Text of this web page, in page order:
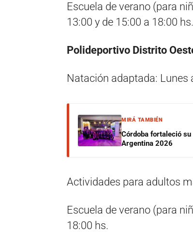
Escuela de verano (para
13:00 y de 15:00 a 18:00 hs.
Polideportivo Distrito
Natación adaptada: Lunes
MIRÁ TAMBIÉN
Córdoba fortaleció
Argentina 2026
Actividades para adultos
Escuela de verano (para
18:00 hs.